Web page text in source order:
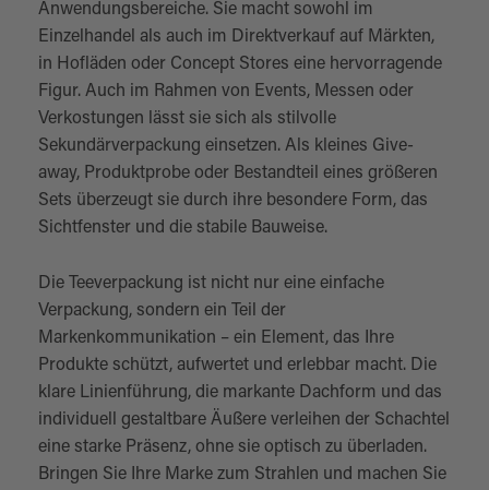
Anwendungsbereiche. Sie macht sowohl im
Einzelhandel als auch im Direktverkauf auf Märkten,
in Hofläden oder Concept Stores eine hervorragende
Figur. Auch im Rahmen von Events, Messen oder
Verkostungen lässt sie sich als stilvolle
Sekundärverpackung einsetzen. Als kleines Give-
away, Produktprobe oder Bestandteil eines größeren
Sets überzeugt sie durch ihre besondere Form, das
Sichtfenster und die stabile Bauweise.
Die Teeverpackung ist nicht nur eine einfache
Verpackung, sondern ein Teil der
Markenkommunikation – ein Element, das Ihre
Produkte schützt, aufwertet und erlebbar macht. Die
klare Linienführung, die markante Dachform und das
individuell gestaltbare Äußere verleihen der Schachtel
eine starke Präsenz, ohne sie optisch zu überladen.
Bringen Sie Ihre Marke zum Strahlen und machen Sie